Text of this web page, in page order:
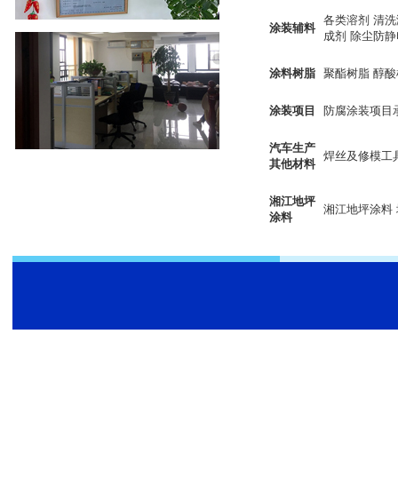
涂装辅料
各类溶剂 清
成剂 除尘防
涂料树脂 聚酯树脂 醇
涂装项目 防腐涂装项目
汽车生产
其他材料
焊丝及修模工
湘江地坪
涂料
湘江地坪涂料